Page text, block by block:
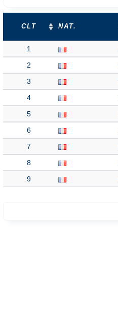
CLT NAT.
1
2
3
4
5
6
7
8
9